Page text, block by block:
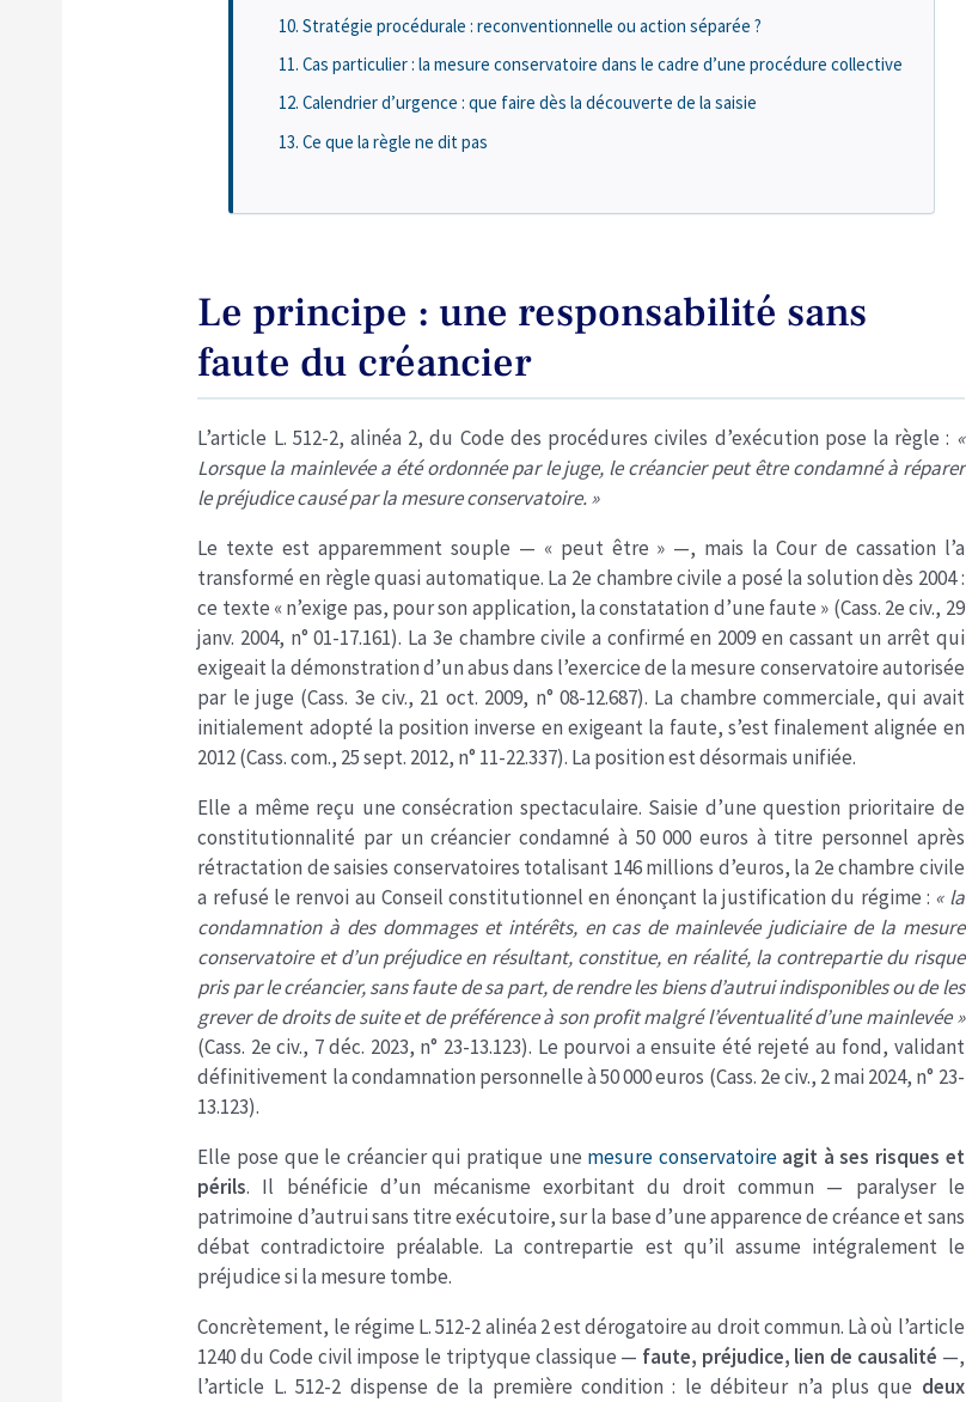
Stratégie procédurale : reconventionnelle ou action séparée ?
Cas particulier : la mesure conservatoire dans le cadre d’une procédure collective
Calendrier d’urgence : que faire dès la découverte de la saisie
Ce que la règle ne dit pas
Le principe : une responsabilité sans
faute du créancier
L’article L. 512-2, alinéa 2, du Code des procédures civiles d’exécution pose la règle : «
Lorsque la mainlevée a été ordonnée par le juge, le créancier peut être condamné à réparer
le préjudice causé par la mesure conservatoire. »
Le texte est apparemment souple — « peut être » —, mais la Cour de cassation l’a
transformé en règle quasi automatique. La 2e chambre civile a posé la solution dès 2004 :
ce texte « n’exige pas, pour son application, la constatation d’une faute » (Cass. 2e civ., 29
janv. 2004, n° 01-17.161). La 3e chambre civile a confirmé en 2009 en cassant un arrêt qui
exigeait la démonstration d’un abus dans l’exercice de la mesure conservatoire autorisée
par le juge (Cass. 3e civ., 21 oct. 2009, n° 08-12.687). La chambre commerciale, qui avait
initialement adopté la position inverse en exigeant la faute, s’est finalement alignée en
2012 (Cass. com., 25 sept. 2012, n° 11-22.337). La position est désormais unifiée.
Elle a même reçu une consécration spectaculaire. Saisie d’une question prioritaire de
constitutionnalité par un créancier condamné à 50 000 euros à titre personnel après
rétractation de saisies conservatoires totalisant 146 millions d’euros, la 2e chambre civile
a refusé le renvoi au Conseil constitutionnel en énonçant la justification du régime : « la
condamnation à des dommages et intérêts, en cas de mainlevée judiciaire de la mesure
conservatoire et d’un préjudice en résultant, constitue, en réalité, la contrepartie du risque
pris par le créancier, sans faute de sa part, de rendre les biens d’autrui indisponibles ou de les
grever de droits de suite et de préférence à son profit malgré l’éventualité d’une mainlevée »
(Cass. 2e civ., 7 déc. 2023, n° 23-13.123). Le pourvoi a ensuite été rejeté au fond, validant
définitivement la condamnation personnelle à 50 000 euros (Cass. 2e civ., 2 mai 2024, n° 23-
13.123).
Elle pose que le créancier qui pratique une mesure conservatoire agit à ses risques et
périls. Il bénéficie d’un mécanisme exorbitant du droit commun — paralyser le
patrimoine d’autrui sans titre exécutoire, sur la base d’une apparence de créance et sans
débat contradictoire préalable. La contrepartie est qu’il assume intégralement le
préjudice si la mesure tombe.
Concrètement, le régime L. 512-2 alinéa 2 est dérogatoire au droit commun. Là où l’article
1240 du Code civil impose le triptyque classique — faute, préjudice, lien de causalité —,
l’article L. 512-2 dispense de la première condition : le débiteur n’a plus que deux